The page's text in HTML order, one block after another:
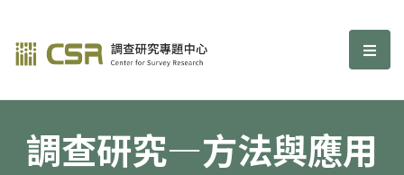
調查研究—方法與應用期刊 選
調查研究—方法與應用